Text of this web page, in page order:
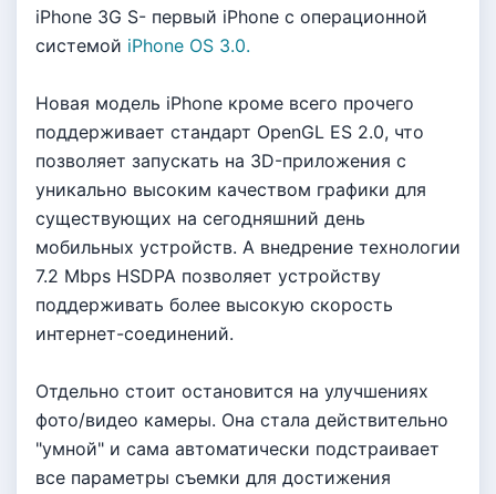
iPhone 3G S- первый iPhone с операционной
системой iPhone OS 3.0.
Новая модель iPhone кроме всего прочего
поддерживает стандарт OpenGL ES 2.0, что
позволяет запускать на 3D-приложения с
уникально высоким качеством графики для
существующих на сегодняшний день
мобильных устройств. А внедрение технологии
7.2 Mbps HSDPA позволяет устройству
поддерживать более высокую скорость
интернет-соединений.
Отдельно стоит остановится на улучшениях
фото/видео камеры. Она стала действительно
"умной" и сама автоматически подстраивает
все параметры съемки для достижения